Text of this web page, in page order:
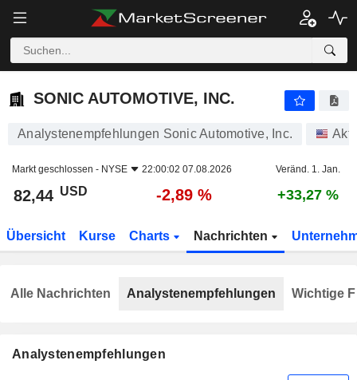
SONIC AUTOMOTIVE, INC.
SONIC AUTOMOTIVE, INC.
Analystenempfehlungen Sonic Automotive, Inc.
Markt geschlossen - NYSE 22:00:02 07.08.2026 Veränd. 1. Jan.
82,44 USD -2,89 % +33,27 %
Übersicht Kurse Charts Nachrichten
Analystenempfehlungen
Alle Nachrichten Analystenempfehlungen Wichtige